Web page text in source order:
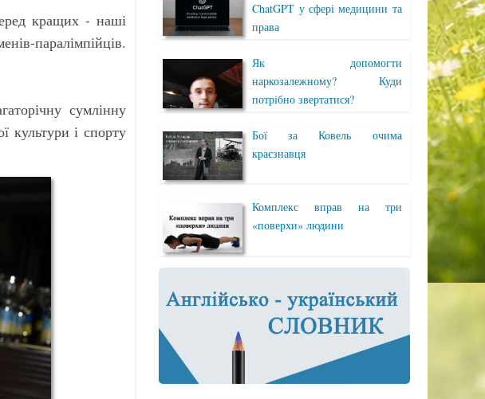
кращих - наші
паралімпійців.
сумлінну
культури і спорту
ChatGPT у сфері медицини та
права
Як допомогти
наркозалежному? Куди
потрібно звертатися?
Бої за Ковель очима
краєзнавця
Комплекс вправ на три
«поверхи» людини